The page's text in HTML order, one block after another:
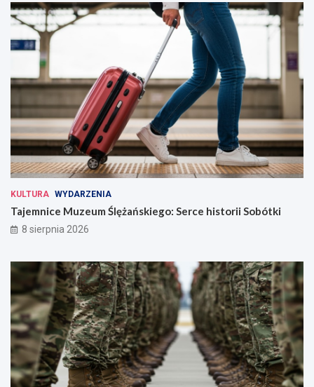
KULTURA WYDARZENIA
Tajemnice Muzeum Ślężańskiego: Serce historii Sobótki
8 sierpnia 2026